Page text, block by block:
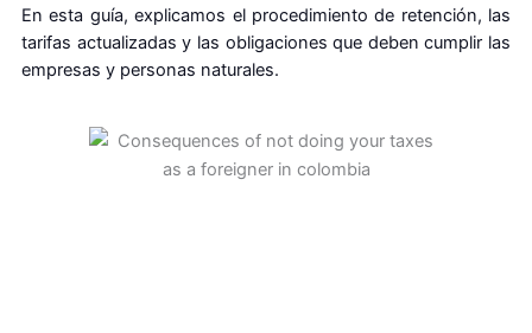
En esta guía, explicamos el procedimiento de retención, las
tarifas actualizadas y las obligaciones que deben cumplir las
empresas y personas naturales.